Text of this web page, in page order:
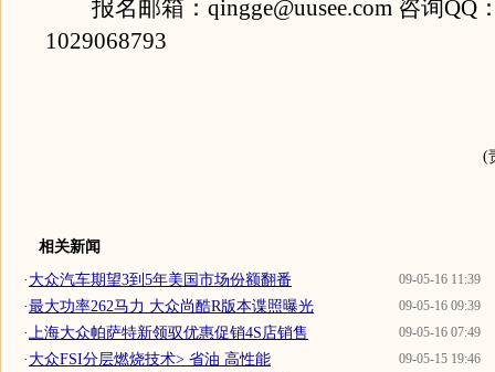
报名邮箱：qingge@uusee.com 咨询QQ
1029068793
(
相关新闻
09-05-16 11:39
·大众汽车期望3到5年美国市场份额翻番
09-05-16 09:39
·最大功率262马力 大众尚酷R版本谍照曝光
09-05-16 07:49
· 上海大众帕萨特新领驭优惠促销4S店销售
09-05-15 19:46
·大众FSI分层燃烧技术> 省油 高性能